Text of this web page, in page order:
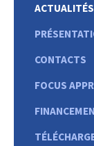
ACTUALITÉS
CONTACTS
FOCUS